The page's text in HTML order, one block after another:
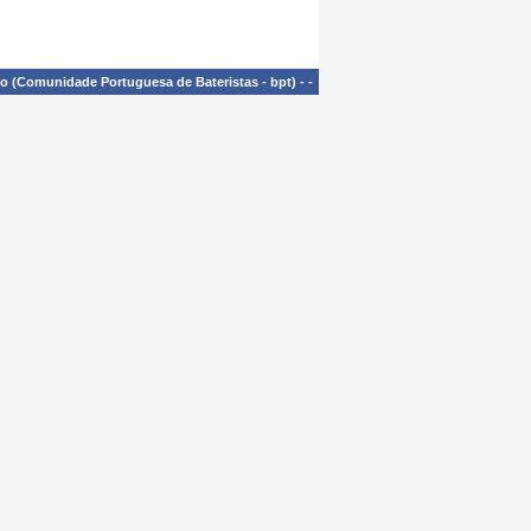
(Comunidade Portuguesa de Bateristas - bpt) - -